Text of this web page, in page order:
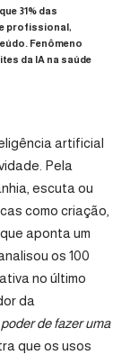
31% das
profissional,
Fenômeno
da IA na saúde
artificial
Pela
escuta ou
como criação,
aponta um
os 100
no último
da
de fazer uma
que os usos